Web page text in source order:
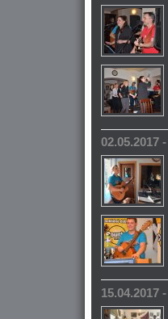
02.05.2017
15.04.2017